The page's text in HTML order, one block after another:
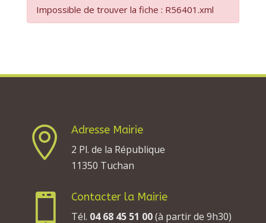
Impossible de trouver la fiche : R56401.xml

Adresse Mairie
2 Pl. de la République
11350 Tuchan

Contacter la Mairie
Tél. 04 68 45 51 00(à partir de 9h30)